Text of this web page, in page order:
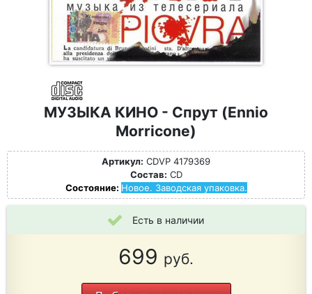
МУЗЫКА КИНО - Спрут (Ennio
Morricone)
Артикул: CDVP 4179369
Состав: CD
Состояние: Новое. Заводская упаковка.
Есть в наличии
699 руб.